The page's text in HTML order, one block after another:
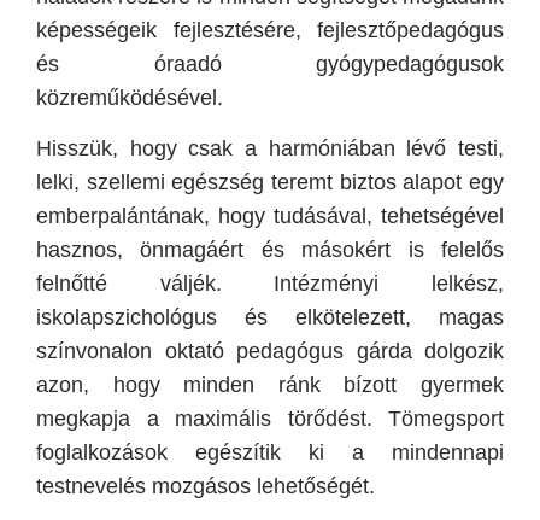
képességeik fejlesztésére, fejlesztőpedagógus
és óraadó gyógypedagógusok
közreműködésével.
Hisszük, hogy csak a harmóniában lévő testi,
lelki, szellemi egészség teremt biztos alapot egy
emberpalántának, hogy tudásával, tehetségével
hasznos, önmagáért és másokért is felelős
felnőtté váljék. Intézményi lelkész,
iskolapszichológus és elkötelezett, magas
színvonalon oktató pedagógus gárda dolgozik
azon, hogy minden ránk bízott gyermek
megkapja a maximális törődést. Tömegsport
foglalkozások egészítik ki a mindennapi
testnevelés mozgásos lehetőségét.